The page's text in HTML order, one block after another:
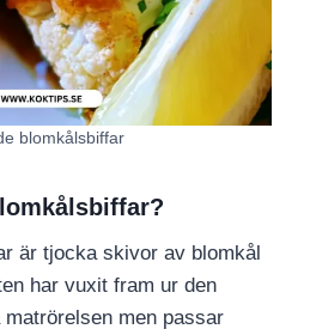
blomkålsbiffar
är tjocka skivor av blomkål
har vuxit fram ur den
men passar